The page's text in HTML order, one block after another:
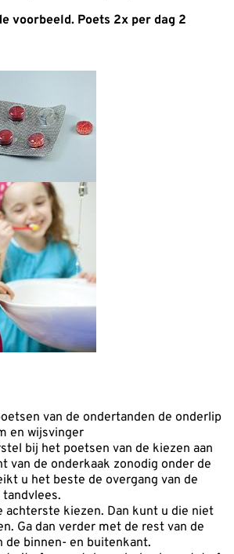
voorbeeld. Poets 2x per dag 2
van de ondertanden de onderlip
en wijsvinger
bij het poetsen van de kiezen aan
van de onderkaak zonodig onder de
u het beste de overgang van de
achterste kiezen. Dan kunt u die niet
Ga dan verder met de rest van de
de binnen- en buitenkant.